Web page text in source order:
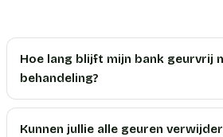
Hoe lang blijft mijn bank geurvrij
behandeling?
Kunnen jullie alle geuren